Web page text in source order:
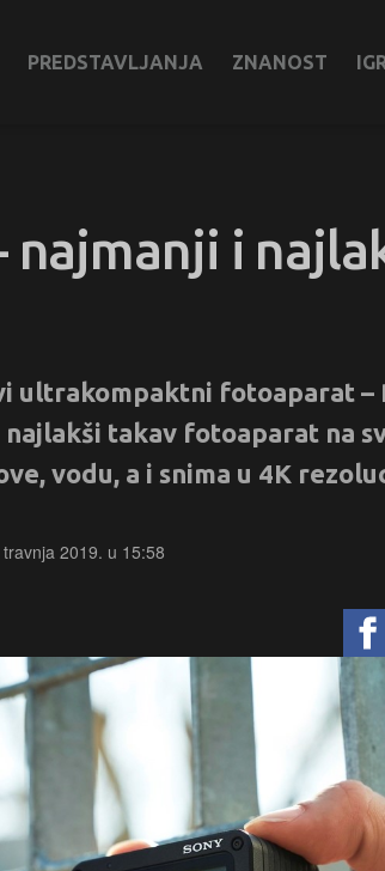
PREDSTAVLJANJA ZNANOST
najmanji i
ultrakompaktni fotoaparat –
najlakši takav fotoaparat na
vodu, a i snima u 4K
2019. u 15:58